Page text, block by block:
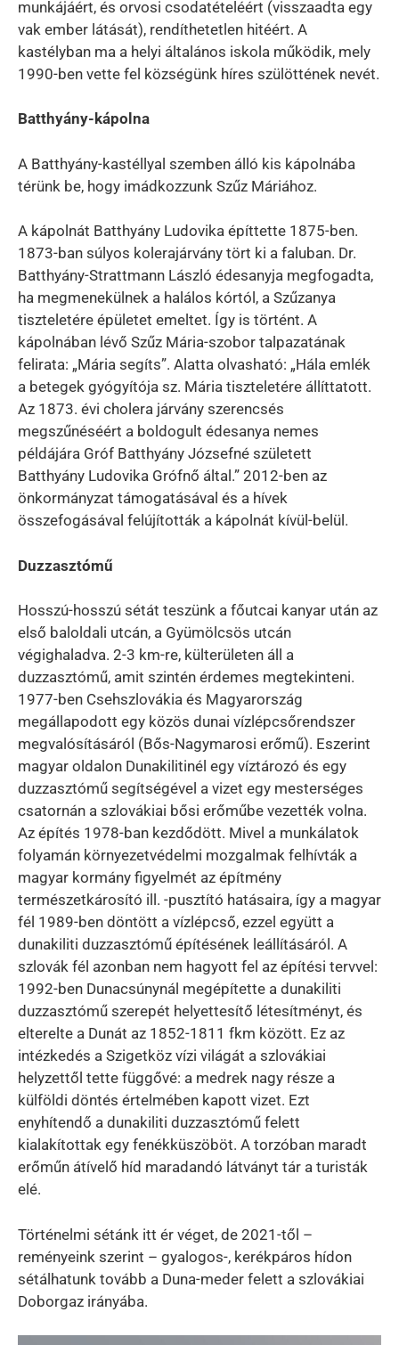
munkájáért, és orvosi csodatételéért (visszaadta egy
vak ember látását), rendíthetetlen hitéért. A
kastélyban ma a helyi általános iskola működik, mely
1990-ben vette fel községünk híres szülöttének nevét.
Batthyány-kápolna
A Batthyány-kastéllyal szemben álló kis kápolnába
térünk be, hogy imádkozzunk Szűz Máriához.
A kápolnát Batthyány Ludovika építtette 1875-ben.
1873-ban súlyos kolerajárvány tört ki a faluban. Dr.
Batthyány-Strattmann László édesanyja megfogadta,
ha megmenekülnek a halálos kórtól, a Szűzanya
tiszteletére épületet emeltet. Így is történt. A
kápolnában lévő Szűz Mária-szobor talpazatának
felirata: „Mária segíts”. Alatta olvasható: „Hála emlék
a betegek gyógyítója sz. Mária tiszteletére állíttatott.
Az 1873. évi cholera járvány szerencsés
megszűnéséért a boldogult édesanya nemes
példájára Gróf Batthyány Józsefné született
Batthyány Ludovika Grófnő által.” 2012-ben az
önkormányzat támogatásával és a hívek
összefogásával felújították a kápolnát kívül-belül.
Duzzasztómű
Hosszú-hosszú sétát teszünk a főutcai kanyar után az
első baloldali utcán, a Gyümölcsös utcán
végighaladva. 2-3 km-re, külterületen áll a
duzzasztómű, amit szintén érdemes megtekinteni.
1977-ben Csehszlovákia és Magyarország
megállapodott egy közös dunai vízlépcsőrendszer
megvalósításáról (Bős-Nagymarosi erőmű). Eszerint
magyar oldalon Dunakilitinél egy víztározó és egy
duzzasztómű segítségével a vizet egy mesterséges
csatornán a szlovákiai bősi erőműbe vezették volna.
Az építés 1978-ban kezdődött. Mivel a munkálatok
folyamán környezetvédelmi mozgalmak felhívták a
magyar kormány figyelmét az építmény
természetkárosító ill. -pusztító hatásaira, így a magyar
fél 1989-ben döntött a vízlépcső, ezzel együtt a
dunakiliti duzzasztómű építésének leállításáról. A
szlovák fél azonban nem hagyott fel az építési tervvel:
1992-ben Dunacsúnynál megépítette a dunakiliti
duzzasztómű szerepét helyettesítő létesítményt, és
elterelte a Dunát az 1852-1811 fkm között. Ez az
intézkedés a Szigetköz vízi világát a szlovákiai
helyzettől tette függővé: a medrek nagy része a
külföldi döntés értelmében kapott vizet. Ezt
enyhítendő a dunakiliti duzzasztómű felett
kialakítottak egy fenékküszöböt. A torzóban maradt
erőműn átívelő híd maradandó látványt tár a turisták
elé.
Történelmi sétánk itt ér véget, de 2021-től –
reményeink szerint – gyalogos-, kerékpáros hídon
sétálhatunk tovább a Duna-meder felett a szlovákiai
Doborgaz irányába.